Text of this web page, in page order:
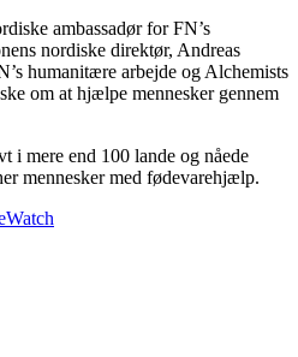
ambassadør for FN’s
nordiske direktør, Andreas
humanitære arbejde og Alchemists
om at hjælpe mennesker gennem
i mere end 100 lande og nåede
mennesker med fødevarehjælp.